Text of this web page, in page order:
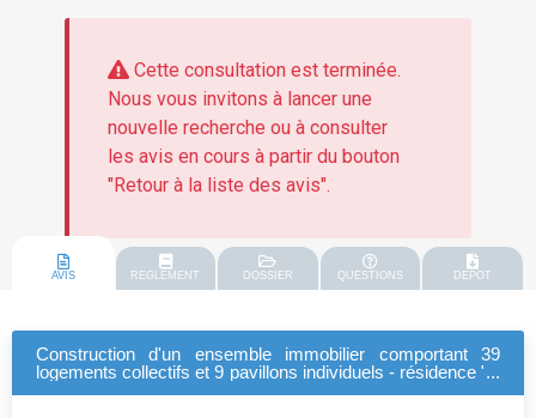
pavillons individuels - résidence "le thor" à
Cette consultation est terminée.
Nous vous invitons à lancer une
nouvelle recherche ou à consulter
les avis en cours à partir du bouton
"Retour à la liste des avis".
AVIS REGLEMENT DOSSIER QUESTIONS DEPOT
Construction d'un ensemble immobilier comportant 39
logements collectifs et 9 pavillons individuels - résidence "le